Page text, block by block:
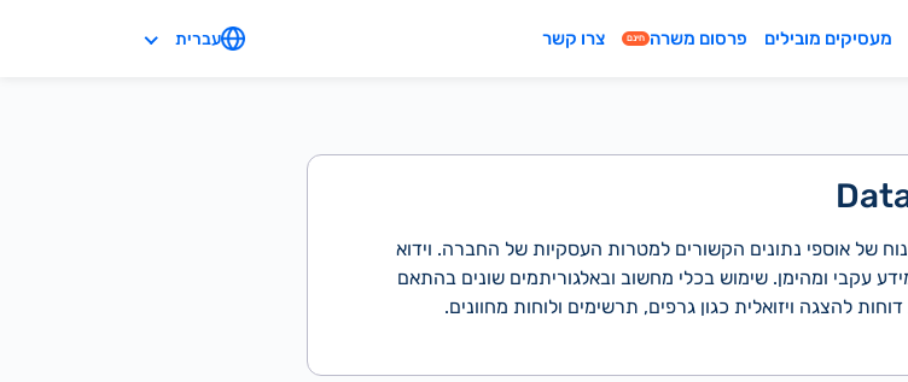
מעסיקים מובילים פרסום משרה חינם צרו קשר עברית
של אוספי נתונים הקשורים למטרות העסקיות של החברה. וידוא
עקבי ומהימן. שימוש בכלי מחשוב ובאלגוריתמים שונים בהתאם
להצגה ויזואלית כגון גרפים, תרשימים ולוחות מחוונים.